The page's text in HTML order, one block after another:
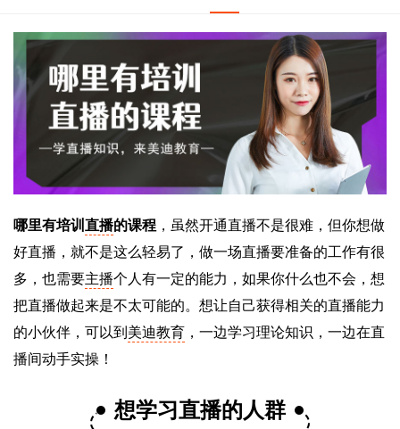
哪里有培训 直播的课程 ，虽然开通直播不是很难，但你想做
好直播，就不是这么轻易了，做一场直播要准备的工作有很
多，也需要主播个人有一定的能力，如果你什么也不会，想
把直播做起来是不太可能的。想让自己获得相关的直播能力
的小伙伴，可以到 美迪教育 ，一边学习理论知识，一边在直
播间动手实操！
想学习直播的人群